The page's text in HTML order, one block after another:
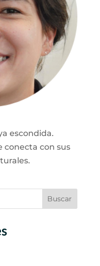
escondida.
conecta con sus
Buscar